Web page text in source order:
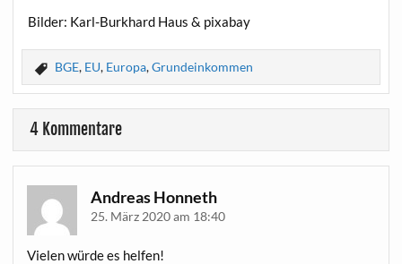
Bilder: Karl-Burkhard Haus & pixabay
BGE, EU, Europa,Grundeinkommen
4 Kommentare
Andreas Honneth
25. März 2020 am 18:40
Vielen würde es helfen!